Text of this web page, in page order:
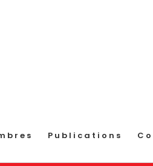
Publications